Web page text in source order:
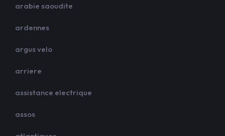
arabie saoudite
ardennes
argus velo
arriere
assistance electrique
assos